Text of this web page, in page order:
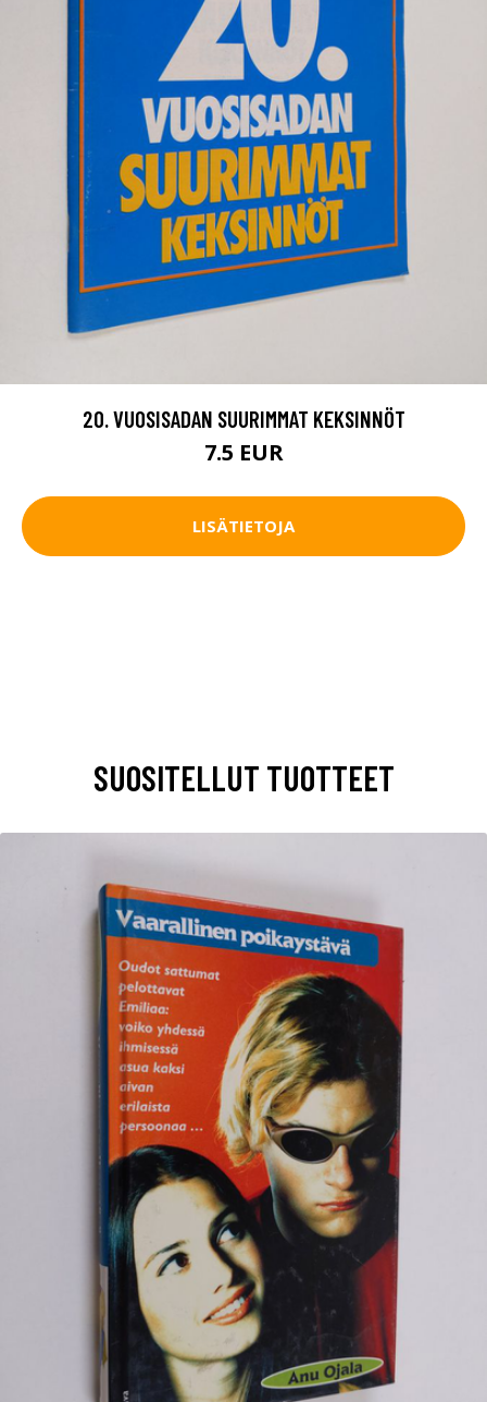
20. VUOSISADAN SUURIMMAT KEKSINNÖT
7.5 EUR
LISÄTIETOJA
SUOSITELLUT TUOTTEET